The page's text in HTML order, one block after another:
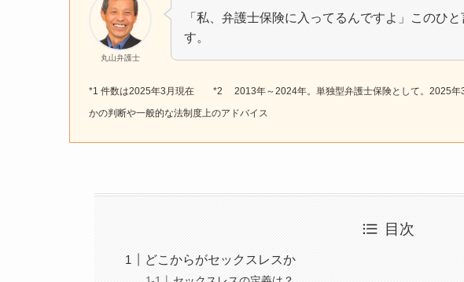
丸山弁護士
「私、弁護士保険に入ってるんですよ」このひ
す。
*1 件数は2025年3月現在 *2 2013年～2024年。単独型弁護士保険として。2025年
かの判断や一般的な法制度上のアドバイス
目次
どこからがセックスレスか